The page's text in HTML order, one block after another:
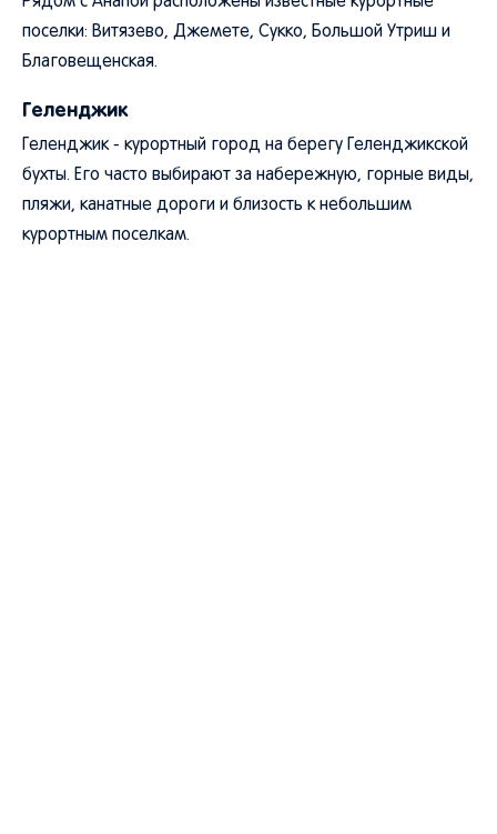
поселки: Витязево, Джемете, Сукко, Большой Утриш и
Благовещенская.
Геленджик
Геленджик - курортный город на берегу Геленджикской
бухты. Его часто выбирают за набережную, горные виды,
пляжи, канатные дороги и близость к небольшим
курортным поселкам.